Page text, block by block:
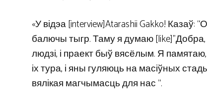
«У відэа [interview]Atarashii Gakko! Казаў:
балючы тыгр. Таму я думаю
людзі, і праект быў вясёлым. Я памятаю,
іх тура, і яны гуляюць на масіўных
вялікая магчымасць для нас “.